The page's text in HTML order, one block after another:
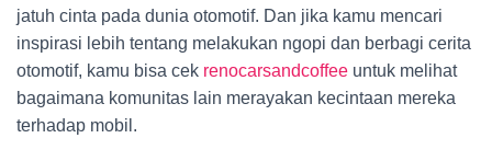
jatuh cinta pada dunia otomotif. Dan jika kamu mencari
inspirasi lebih tentang melakukan ngopi dan berbagi cerita
otomotif, kamu bisa cek renocarsandcoffee untuk melihat
bagaimana komunitas lain merayakan kecintaan mereka
terhadap mobil.